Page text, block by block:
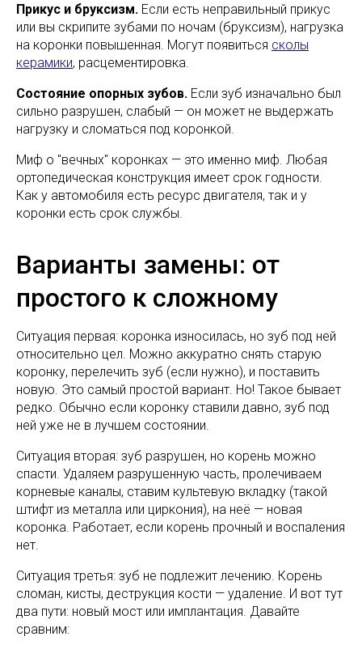
Прикус и бруксизм. Если есть неправильный прикус
или вы скрипите зубами по ночам (бруксизм), нагрузка
на коронки повышенная. Могут появиться сколы
керамики, расцементировка.
Состояние опорных зубов. Если зуб изначально был
сильно разрушен, слабый — он может не выдержать
нагрузку и сломаться под коронкой.
Миф о "вечных" коронках — это именно миф. Любая
ортопедическая конструкция имеет срок годности.
Как у автомобиля есть ресурс двигателя, так и у
коронки есть срок службы.
Варианты замены: от
простого к сложному
Ситуация первая: коронка износилась, но зуб под ней
относительно цел. Можно аккуратно снять старую
коронку, перелечить зуб (если нужно), и поставить
новую. Это самый простой вариант. Но! Такое бывает
редко. Обычно если коронку ставили давно, зуб под
ней уже не в лучшем состоянии.
Ситуация вторая: зуб разрушен, но корень можно
спасти. Удаляем разрушенную часть, пролечиваем
корневые каналы, ставим культевую вкладку (такой
штифт из металла или циркония), на неё — новая
коронка. Работает, если корень прочный и воспаления
нет.
Ситуация третья: зуб не подлежит лечению. Корень
сломан, кисты, деструкция кости — удаление. И вот тут
два пути: новый мост или имплантация. Давайте
сравним: